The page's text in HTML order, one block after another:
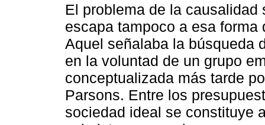
El problema de la
escapa tampoco a esa
Aquel señalaba la búsqueda
en la voluntad de un grupo
conceptualizada más tarde
Parsons. Entre los
sociedad ideal se constituye